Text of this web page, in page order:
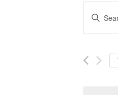
Enter
for
Events